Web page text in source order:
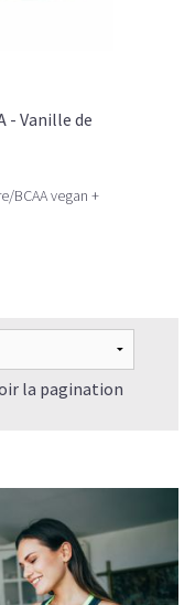
SANS LE SUCRE EN
- Vanille de
BCAA vegan +
la pagination